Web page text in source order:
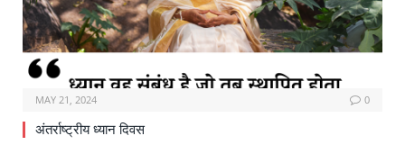
MAY 21, 2024 0
अंतर्राष्ट्रीय ध्यान दिवस